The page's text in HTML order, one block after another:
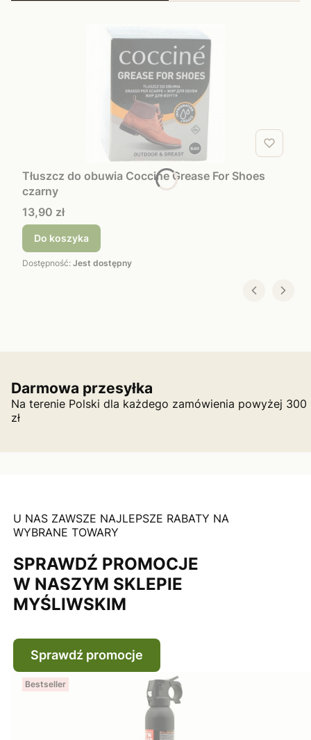
Tłuszcz do obuwia Coccine Grease For Shoes
czarny
Cena
13,90 zł
Do koszyka
Dostępność: Jest dostępny
Darmowa przesyłka
Na terenie Polski dla każdego zamówienia powyżej 300
zł
U NAS ZAWSZE NAJLEPSZE RABATY NA
WYBRANE TOWARY
SPRAWDŹ PROMOCJE
W NASZYM SKLEPIE
MYŚLIWSKIM
Sprawdź promocje
Bestseller